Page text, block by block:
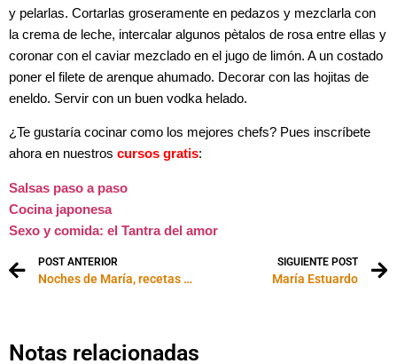
y pelarlas. Cortarlas groseramente en pedazos y mezclarla con
la crema de leche, intercalar algunos pètalos de rosa entre ellas y
coronar con el caviar mezclado en el jugo de limón. A un costado
poner el filete de arenque ahumado. Decorar con las hojitas de
eneldo. Servir con un buen vodka helado.
¿Te gustaría cocinar como los mejores chefs? Pues inscríbete
ahora en nuestros cursos gratis:
Salsas paso a paso
Cocina japonesa
Sexo y comida: el Tantra del amor
POST ANTERIOR
Noches de María, recetas para una ocasión especial o una noche distinta en pareja…
SIGUIENTE POST
María Estuardo
Notas relacionadas